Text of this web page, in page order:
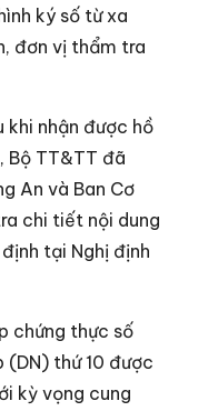
ký số từ xa
đơn vị thẩm tra
khi nhận được hồ
Bộ TT&TT đã
An và Ban Cơ
chi tiết nội dung
tại Nghị định
chứng thực số
(DN) thứ 10 được
kỳ vọng cung